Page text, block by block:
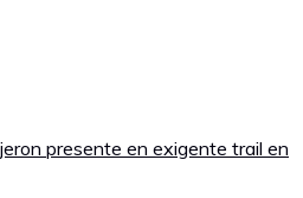
presente en exigente trail en